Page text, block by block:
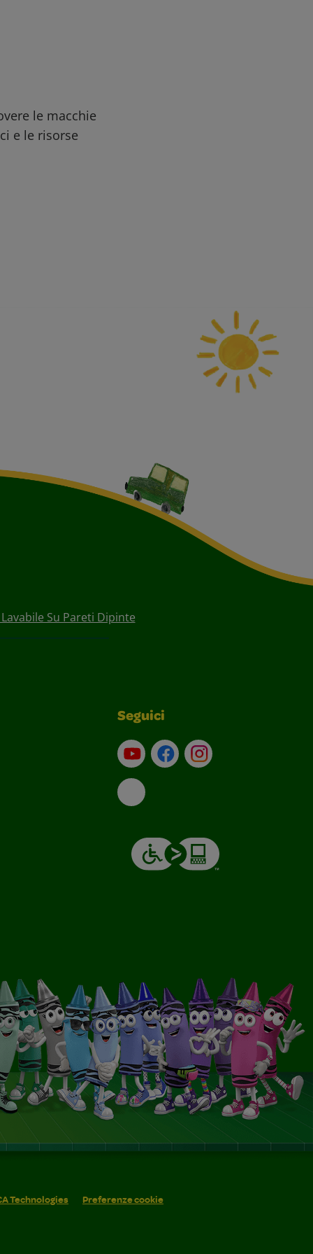
le macchie
e le risorse
Su Pareti Dipinte
Seguici
Su YouTube
ContattiProfilo Instagram
Email
Technologies Preferenze cookie